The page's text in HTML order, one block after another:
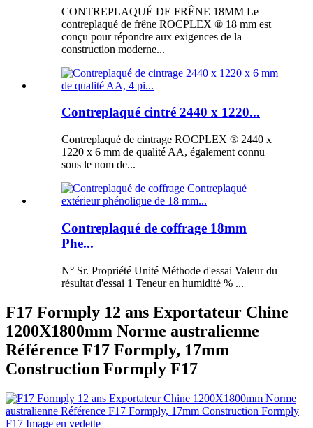
CONTREPLAQUÉ DE FRÊNE 18MM Le
contreplaqué de frêne ROCPLEX ® 18 mm est
conçu pour répondre aux exigences de la
construction moderne...
Contreplaqué cintré 2440 x 1220...
Contreplaqué de cintrage ROCPLEX ® 2440 x
1220 x 6 mm de qualité AA, également connu
sous le nom de...
Contreplaqué de coffrage 18mm
Phe...
N° Sr. Propriété Unité Méthode d'essai Valeur du
résultat d'essai 1 Teneur en humidité % ...
F17 Formply 12 ans Exportateur Chine
1200X1800mm Norme australienne
Référence F17 Formply, 17mm
Construction Formply F17